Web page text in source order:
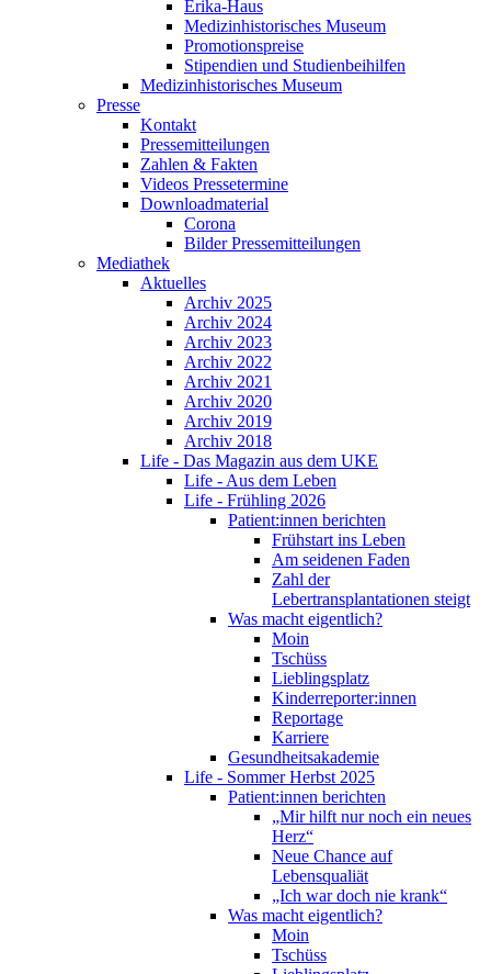
Erika-Haus
Medizinhistorisches Museum
Promotionspreise
Stipendien und Studienbeihilfen
Medizinhistorisches Museum
Presse
Kontakt
Pressemitteilungen
Zahlen & Fakten
Videos Pressetermine
Downloadmaterial
Corona
Bilder Pressemitteilungen
Mediathek
Aktuelles
Archiv 2025
Archiv 2024
Archiv 2023
Archiv 2022
Archiv 2021
Archiv 2020
Archiv 2019
Archiv 2018
Life - Das Magazin aus dem UKE
Life - Aus dem Leben
Life - Frühling 2026
Patient:innen berichten
Frühstart ins Leben
Am seidenen Faden
Zahl der
Lebertransplantationen steigt
Was macht eigentlich?
Moin
Tschüss
Lieblingsplatz
Kinderreporter:innen
Reportage
Karriere
Gesundheitsakademie
Life - Sommer Herbst 2025
Patient:innen berichten
„Mir hilft nur noch ein neues
Herz“
Neue Chance auf
Lebensqualiät
„Ich war doch nie krank“
Was macht eigentlich?
Moin
Tschüss